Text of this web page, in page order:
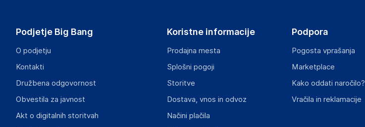
ROOM 1502(A), EASEY COMMERCIAL BUILDING, 253-261 HENNESSY ROAD,WANCHAI, 000 Hong Kong
HK
Odgovorna oseba v EU
INF Company AB
Podjetje Big Bang
O podjetju
Kontakti
Družbena odgovornost
Obvestila za javnost
Akt o digitalnih storitvah
Koristne informacije
Prodajna mesta
Splošni pogoji
Storitve
Dostava, vnos in odvoz
Načini plačila
Podpora
Pogosta vprašanja
Marketplace
Kako oddati naročilo?
Vračila in reklamacije